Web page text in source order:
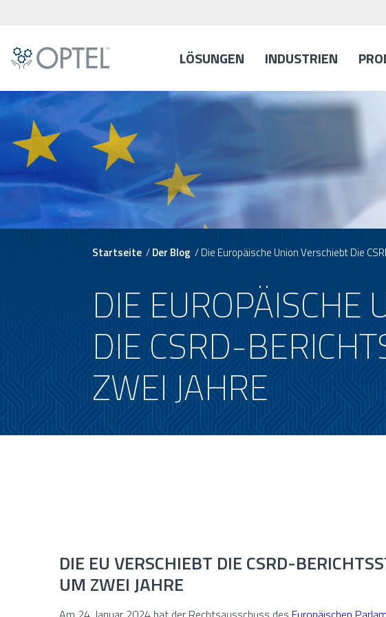
LÖSUNGEN INDUSTRIEN
Startseite /Der Blog /Die Europäische Union Verschiebt Die
DIE EUROPÄISCHE
DIE CSRD-
ZWEI JAHRE
DIE EU VERSCHIEBT DIE CSRD-
UM ZWEI JAHRE